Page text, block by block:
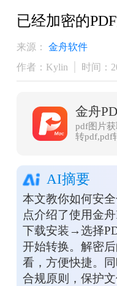
已经加密的
来源：
金舟软件
作者：Kylin
时间：
pdf图片
转pdf,pdf
AI摘要
本文教你如何安
点介绍了使用金
下载安装→选择
开始转换。解密
看，方便快捷。
合规原则，保护文